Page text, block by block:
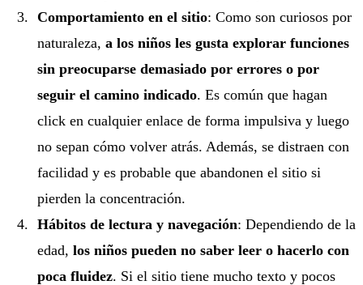
Comportamiento en el sitio: Como son curiosos por
naturaleza,a los niños les gusta explorar funciones
sin preocuparse demasiado por errores o por
seguir el camino indicado. Es común que hagan
click en cualquier enlace de forma impulsiva y luego
no sepan cómo volver atrás. Además, se distraen con
facilidad y es probable que abandonen el sitio si
pierden la concentración.
Hábitos de lectura y navegación: Dependiendo de la
edad,los niños pueden no saber leer o hacerlo con
poca fluidez. Si el sitio tiene mucho texto y pocos